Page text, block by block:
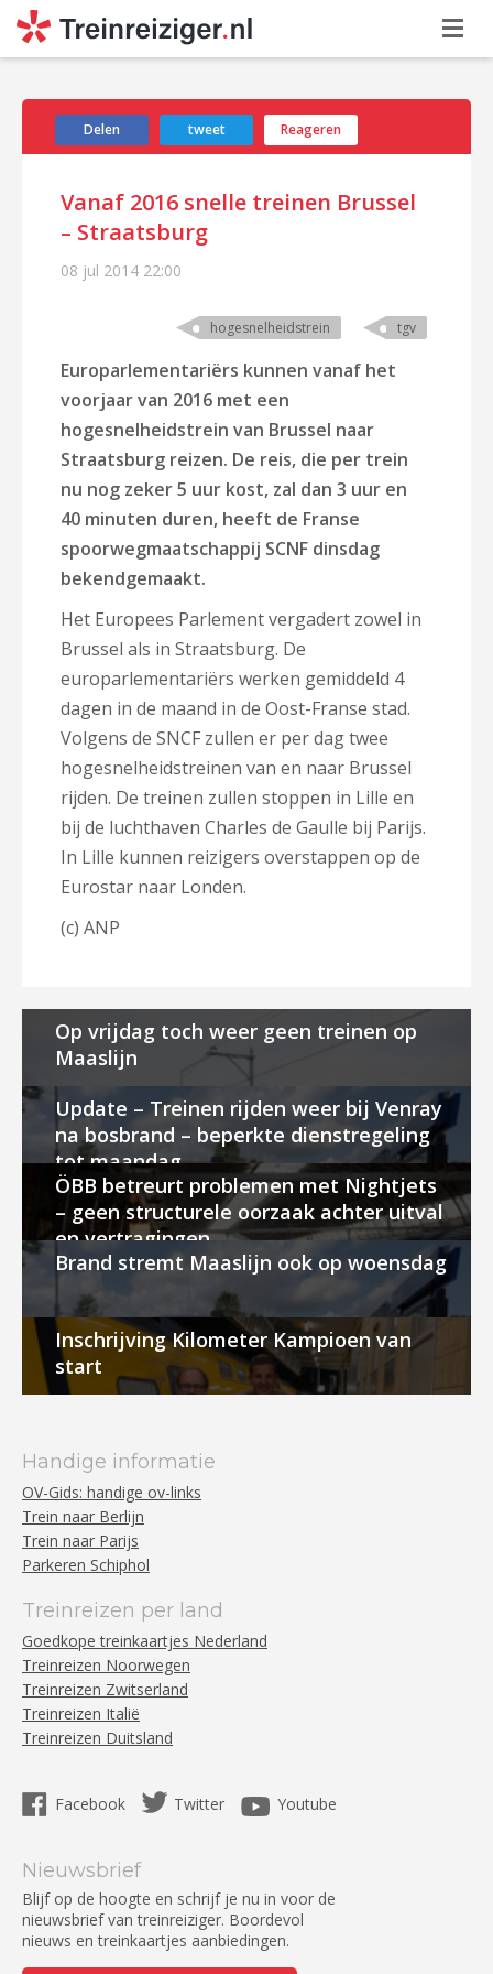
Delen tweet Reageren
Vanaf 2016 snelle treinen Brussel
– Straatsburg
08 jul 2014 22:00
hogesnelheidstrein tgv
Europarlementariërs kunnen vanaf het
voorjaar van 2016 met een
hogesnelheidstrein van Brussel naar
Straatsburg reizen. De reis, die per trein
nu nog zeker 5 uur kost, zal dan 3 uur en
40 minuten duren, heeft de Franse
spoorwegmaatschappij SCNF dinsdag
bekendgemaakt.
Het Europees Parlement vergadert zowel in
Brussel als in Straatsburg. De
europarlementariërs werken gemiddeld 4
dagen in de maand in de Oost-Franse stad.
Volgens de SNCF zullen er per dag twee
hogesnelheidstreinen van en naar Brussel
rijden. De treinen zullen stoppen in Lille en
bij de luchthaven Charles de Gaulle bij Parijs.
In Lille kunnen reizigers overstappen op de
Eurostar naar Londen.
(c) ANP
Op vrijdag toch weer geen treinen op
Maaslijn
Update – Treinen rijden weer bij Venray
na bosbrand – beperkte dienstregeling
tot maandag
ÖBB betreurt problemen met Nightjets
– geen structurele oorzaak achter uitval
en vertragingen
Brand stremt Maaslijn ook op woensdag
Inschrijving Kilometer Kampioen van
start
Handige informatie
OV-Gids: handige ov-links
Trein naar Berlijn
Trein naar Parijs
Parkeren Schiphol
Treinreizen per land
Goedkope treinkaartjes Nederland
Treinreizen Noorwegen
Treinreizen Zwitserland
Treinreizen Italië
Treinreizen Duitsland
Facebook Twitter Youtube
Nieuwsbrief
Blijf op de hoogte en schrijf je nu in voor de
nieuwsbrief van treinreiziger. Boordevol
nieuws en treinkaartjes aanbiedingen.